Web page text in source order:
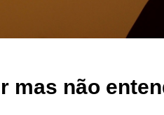
mas não